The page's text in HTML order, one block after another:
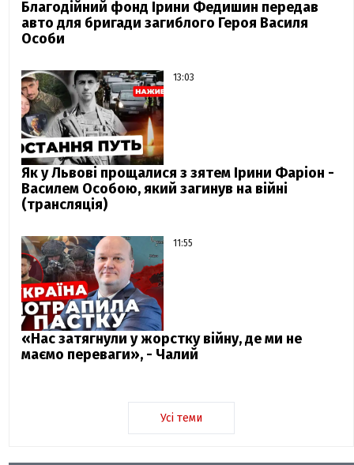
Благодійний фонд Ірини Федишин передав
авто для бригади загиблого Героя Василя
Особи
13:03
Як у Львові прощалися з зятем Ірини Фаріон -
Василем Особою, який загинув на війні
(трансляція)
11:55
«Нас затягнули у жорстку війну, де ми не
маємо переваги», - Чалий
Усі теми